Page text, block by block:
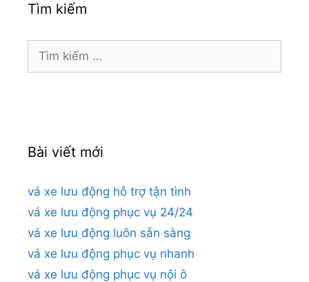
Tìm kiếm
Tìm
kiếm
Bài viết mới
vá xe lưu động hỗ trợ tận tình
vá xe lưu động phục vụ 24/24
vá xe lưu động luôn sẵn sàng
vá xe lưu động phục vụ nhanh
vá xe lưu động phục vụ nội ô